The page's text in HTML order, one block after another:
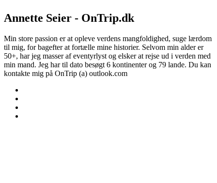
Annette Seier - OnTrip.dk
Min store passion er at opleve verdens mangfoldighed, suge lærdom
til mig, for bagefter at fortælle mine historier. Selvom min alder er
50+, har jeg masser af eventyrlyst og elsker at rejse ud i verden med
min mand. Jeg har til dato besøgt 6 kontinenter og 79 lande. Du kan
kontakte mig på OnTrip (a) outlook.com